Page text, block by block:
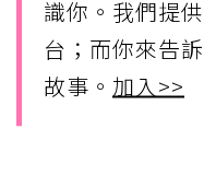
識你。我們提
台；而你來告
故事。 加入>>